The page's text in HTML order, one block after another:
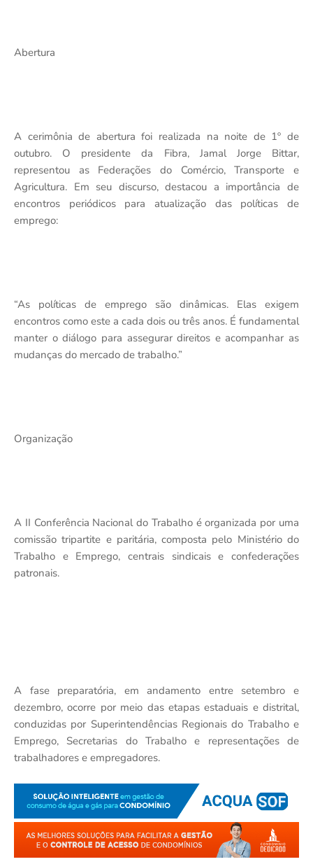
Abertura
A cerimônia de abertura foi realizada na noite de 1º de
outubro. O presidente da Fibra, Jamal Jorge Bittar,
representou as Federações do Comércio, Transporte e
Agricultura. Em seu discurso, destacou a importância de
encontros periódicos para atualização das políticas de
emprego:
“As políticas de emprego são dinâmicas. Elas exigem
encontros como este a cada dois ou três anos. É fundamental
manter o diálogo para assegurar direitos e acompanhar as
mudanças do mercado de trabalho.”
Organização
A II Conferência Nacional do Trabalho é organizada por uma
comissão tripartite e paritária, composta pelo Ministério do
Trabalho e Emprego, centrais sindicais e confederações
patronais.
A fase preparatória, em andamento entre setembro e
dezembro, ocorre por meio das etapas estaduais e distrital,
conduzidas por Superintendências Regionais do Trabalho e
Emprego, Secretarias do Trabalho e representações de
trabalhadores e empregadores.